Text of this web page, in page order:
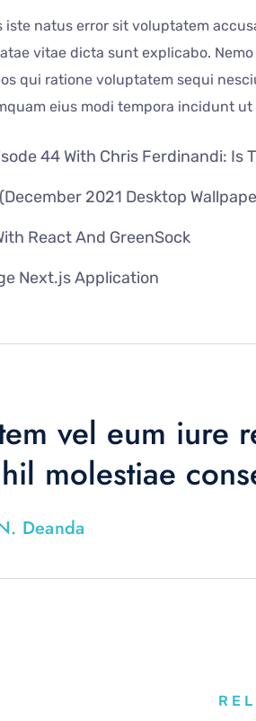
natus error sit voluptatem
vitae dicta sunt explicabo.
qui ratione voluptatem sequi
eius modi tempora incidunt
44 With Chris Ferdinandi: Is
2021 Desktop
React And GreenSock
Next.js Application
vel eum iure
molestiae
Deanda